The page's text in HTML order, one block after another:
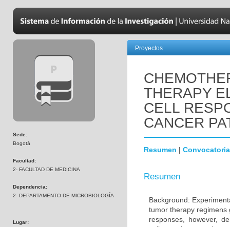
Sede:
Bogotá
Facultad:
2- FACULTAD DE MEDICINA
Dependencia:
2- DEPARTAMENTO DE MICROBIOLOGÍA
Lugar:
Proyectos
THERAPY
CELL
CANCER
Resumen | Convocatoria
Resumen
Background:
tumor therapy regimens
responses, however,